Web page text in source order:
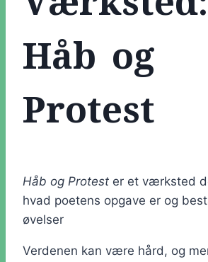
Håb og
Protest
Håb og Protest er et værksted
hvad poetens opgave er og
øvelser
Verdenen kan være hård, og